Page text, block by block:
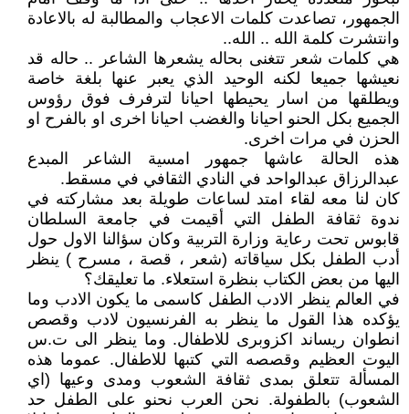
الجمهور، تصاعدت كلمات الاعجاب والمطالبة له بالاعادة
وانتشرت كلمة الله .. الله..
هي كلمات شعر تتغنى بحاله يشعرها الشاعر .. حاله قد
نعيشها جميعا لكنه الوحيد الذي يعبر عنها بلغة خاصة
ويطلقها من اسار يحيطها احيانا لترفرف فوق رؤوس
الجميع بكل الحنو احيانا والغضب احيانا اخرى او بالفرح او
الحزن في مرات اخرى.
هذه الحالة عاشها جمهور امسية الشاعر المبدع
عبدالرزاق عبدالواحد في النادي الثقافي في مسقط.
كان لنا معه لقاء امتد لساعات طويلة بعد مشاركته في
ندوة ثقافة الطفل التي أقيمت في جامعة السلطان
قابوس تحت رعاية وزارة التربية وكان سؤالنا الاول حول
أدب الطفل بكل سياقاته (شعر ، قصة ، مسرح ) ينظر
اليها من بعض الكتاب بنظرة استعلاء. ما تعليقك؟
في العالم ينظر الادب الطفل كاسمى ما يكون الادب وما
يؤكده هذا القول ما ينظر به الفرنسيون لادب وقصص
انطوان ريساند اكزوبرى للاطفال. وما ينظر الى ت.س
اليوت العظيم وقصصه التي كتبها للاطفال. عموما هذه
المسألة تتعلق بمدى ثقافة الشعوب ومدى وعيها (اي
الشعوب) بالطفولة. نحن العرب نحنو على الطفل حد